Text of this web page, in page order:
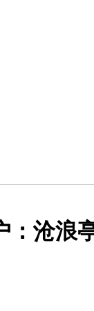
：沧浪